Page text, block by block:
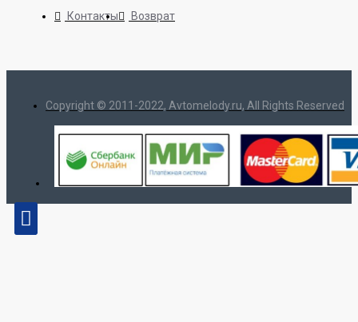
Контакты Возврат
Copyright © 2011-2022, Avtomelody.ru, All Rights Reserved